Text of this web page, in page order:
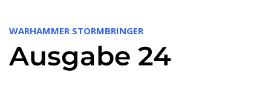
WARHAMMER STORMBRINGER
Ausgabe 24